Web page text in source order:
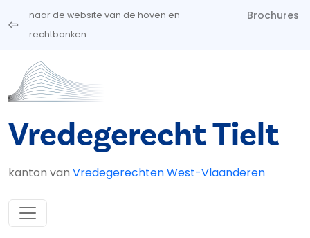
Overslaan en naar de inhoud gaan
naar de website van de hoven en
rechtbanken
Brochures
Vredegerecht Tielt
kanton van Vredegerechten West-Vlaanderen